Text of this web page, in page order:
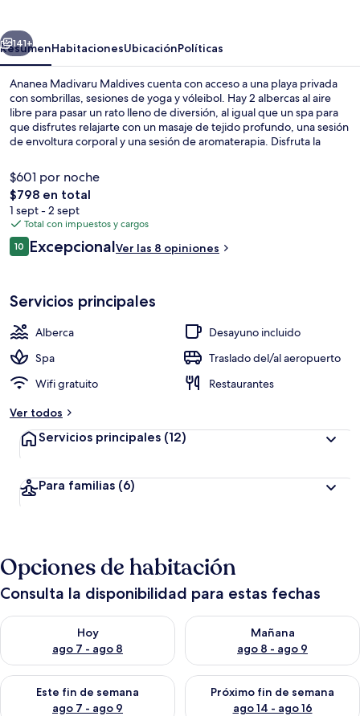
Siguiente
141+
ResumenHabitacionesUbicaciónPolíticas
Ananea Madivaru Maldives cuenta con acceso a una playa privada
con sombrillas, sesiones de yoga y vóleibol. Hay 2 albercas al aire
libre para pasar un rato lleno de diversión, al igual que un spa para
que disfrutes relajarte con un masaje de tejido profundo, una sesión
de envoltura corporal y una sesión de aromaterapia. Disfruta la
bares en la playa son un buen lugar. Otros servicios y amenidades a
destacar de este hotel de lujo son sus 2 bares o lounges, su bar
junto a la alberca y su sala de fitness.
$601 por noche
El
precio
total
es
de
$798 en total
1 sept - 2 sept
Total con impuestos y cargos
Opiniones
1010 de 10,
ExcepcionalVer las 8 opiniones
Servicios principales
Alberca
Desayuno incluido
Spa
Traslado del/al aeropuerto
Wifi gratuito
Restaurantes
Ver todos
Servicios principales (12)
Para familias (6)
Opciones de habitación
Consulta la disponibilidad para estas fechas
Hoy
ago 7 - ago 8
Consulta la disponibilidad para hoy ago 7 - ago 8
Mañana
ago 8 - ago 9
Consulta la disponibilidad
Este fin de semana
ago 7 - ago 9
Consulta la disponibilidad para este fin de semana ago 7 -
Próximo fin de semana
ago 14 - ago 16
Consulta la disponibilidad